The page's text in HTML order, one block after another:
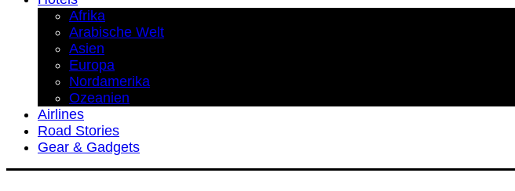
Afrika
Arabische Welt
Asien
Europa
Nordamerika
Ozeanien
Airlines
Road Stories
Gear & Gadgets